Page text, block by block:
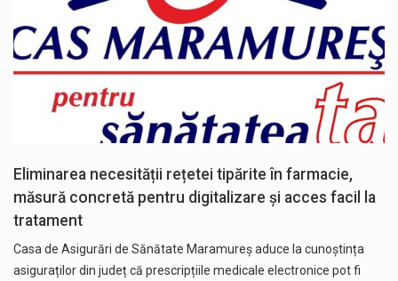
Eliminarea necesității rețetei tipărite în farmacie,
măsură concretă pentru digitalizare și acces facil la
tratament
Casa de Asigurări de Sănătate Maramureș aduce la cunoștința
asiguraților din județ că prescripțiile medicale electronice pot fi